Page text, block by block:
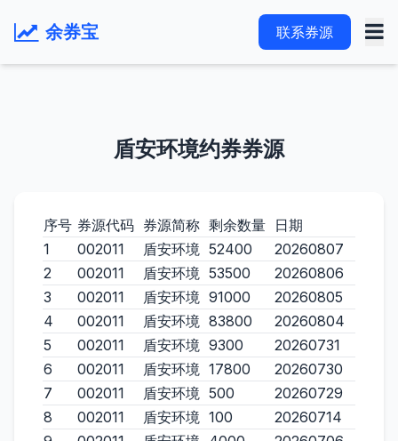
余券宝 联系券源
盾安环境约券券源
序号 券源代码 券源简称 剩余数量 日期
1
002011 盾安环境 52400
20260807
2
002011 盾安环境 53500
20260806
3
002011 盾安环境 91000
20260805
4
002011 盾安环境 83800
20260804
5
002011 盾安环境 9300
20260731
6
002011 盾安环境 17800
20260730
7
002011 盾安环境 500
20260729
8
002011 盾安环境 100
20260714